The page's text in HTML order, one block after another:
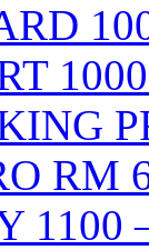
RM
1100